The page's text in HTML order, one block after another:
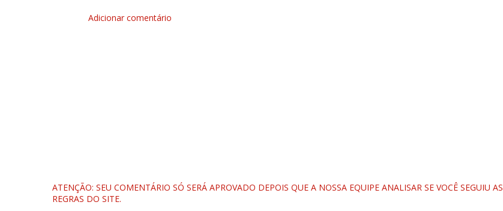
Adicionar comentário
ATENÇÃO: SEU COMENTÁRIO SÓ SERÁ APROVADO DEPOIS QUE A NOSSA EQUIPE ANALISAR SE VOCÊ SEGUIU AS
REGRAS DO SITE.